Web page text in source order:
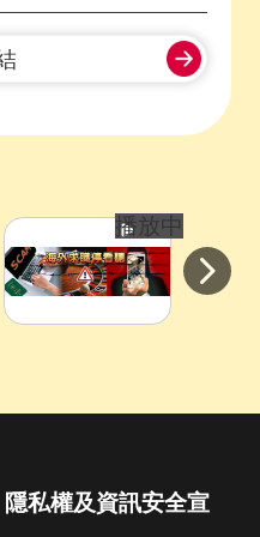
播放中
隱私權及資訊安全宣